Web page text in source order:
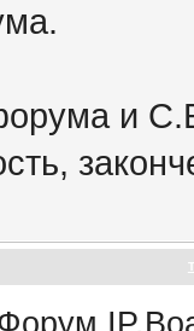
и